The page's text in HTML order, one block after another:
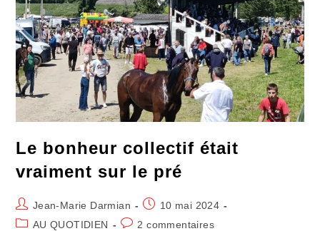
Le bonheur collectif était
vraiment sur le pré
Auteur/autrice
de
Jean-Marie Darmian
Publication
10 mai 2024
PostAU QUOTIDIEN
Commentaires
2 commentaires